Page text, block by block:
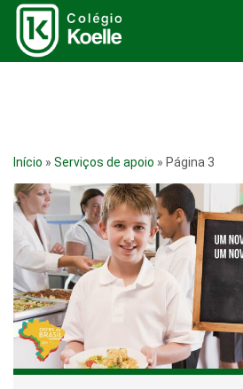
Início » Serviços de apoio » Página 3